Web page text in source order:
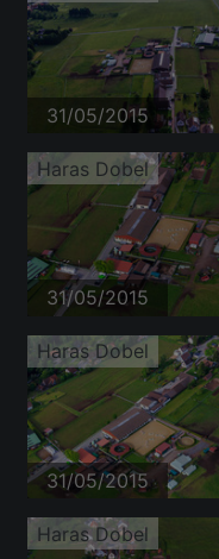
31/05/2015
Haras Dobel
31/05/2015
Haras Dobel
31/05/2015
Haras Dobel